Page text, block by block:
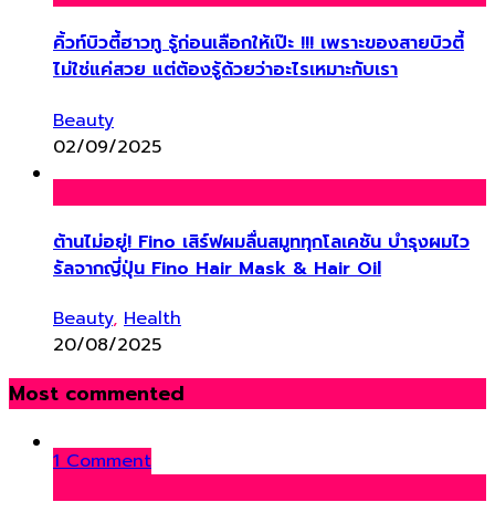
คิ้วท์บิวตี้ฮาวทู รู้ก่อนเลือกให้เป๊ะ !!! เพราะของสายบิวตี้
ไม่ใช่แค่สวย แต่ต้องรู้ด้วยว่าอะไรเหมาะกับเรา
Beauty
02/09/2025
ต้านไม่อยู่! Fino เสิร์ฟผมลื่นสมูททุกโลเคชัน บำรุงผมไว
รัลจากญี่ปุ่น Fino Hair Mask & Hair Oil
Beauty, Health
20/08/2025
Most commented
1 Comment